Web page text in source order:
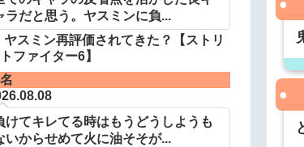
ラだと思う。ヤスミンに負...
ヤスミン再評価されてきた？【ストリ
ファイター6】
けてキレてる時はもうどうしようも
いからせめて火に油そそが...